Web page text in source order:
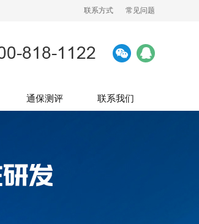
常见问题
联系方式
通保测评 联系我们